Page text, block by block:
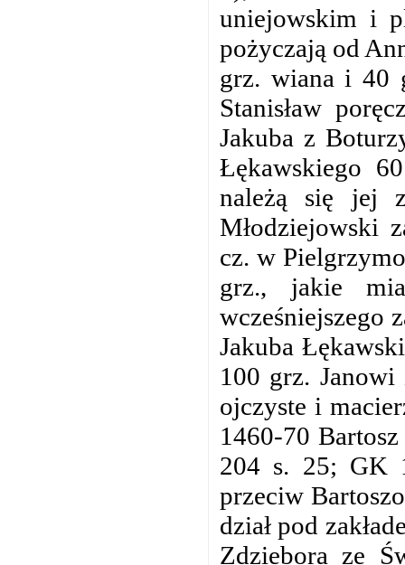
uniejowskim i
pożyczają od
grz. wiana i 40
Stanisław
Jakuba z
Łękawskiego
należą się jej
Młodziejowski
cz. w
grz., jakie
wcześniejszego
Jakuba
100 grz. Janowi
ojczyste i
1460-70
204 s. 25; GK
przeciw
dział pod
Zdziebora ze